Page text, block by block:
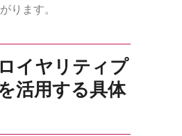
ります。
イヤリティプ
活用する具体